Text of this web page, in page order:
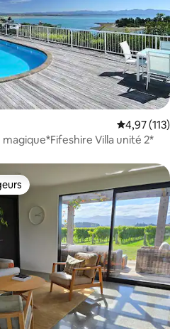
Évaluation
4,97 (113)
Villa unité 2*
les plus appréciés